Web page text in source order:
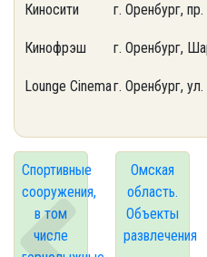
Киносити г. Оренбург,
Кинофрэш г. Оренбург,
Lounge Cinemaг. Оренбург,
Спортивные
сооружения,
в том
числе
Омская
область.
Объекты
развлечения